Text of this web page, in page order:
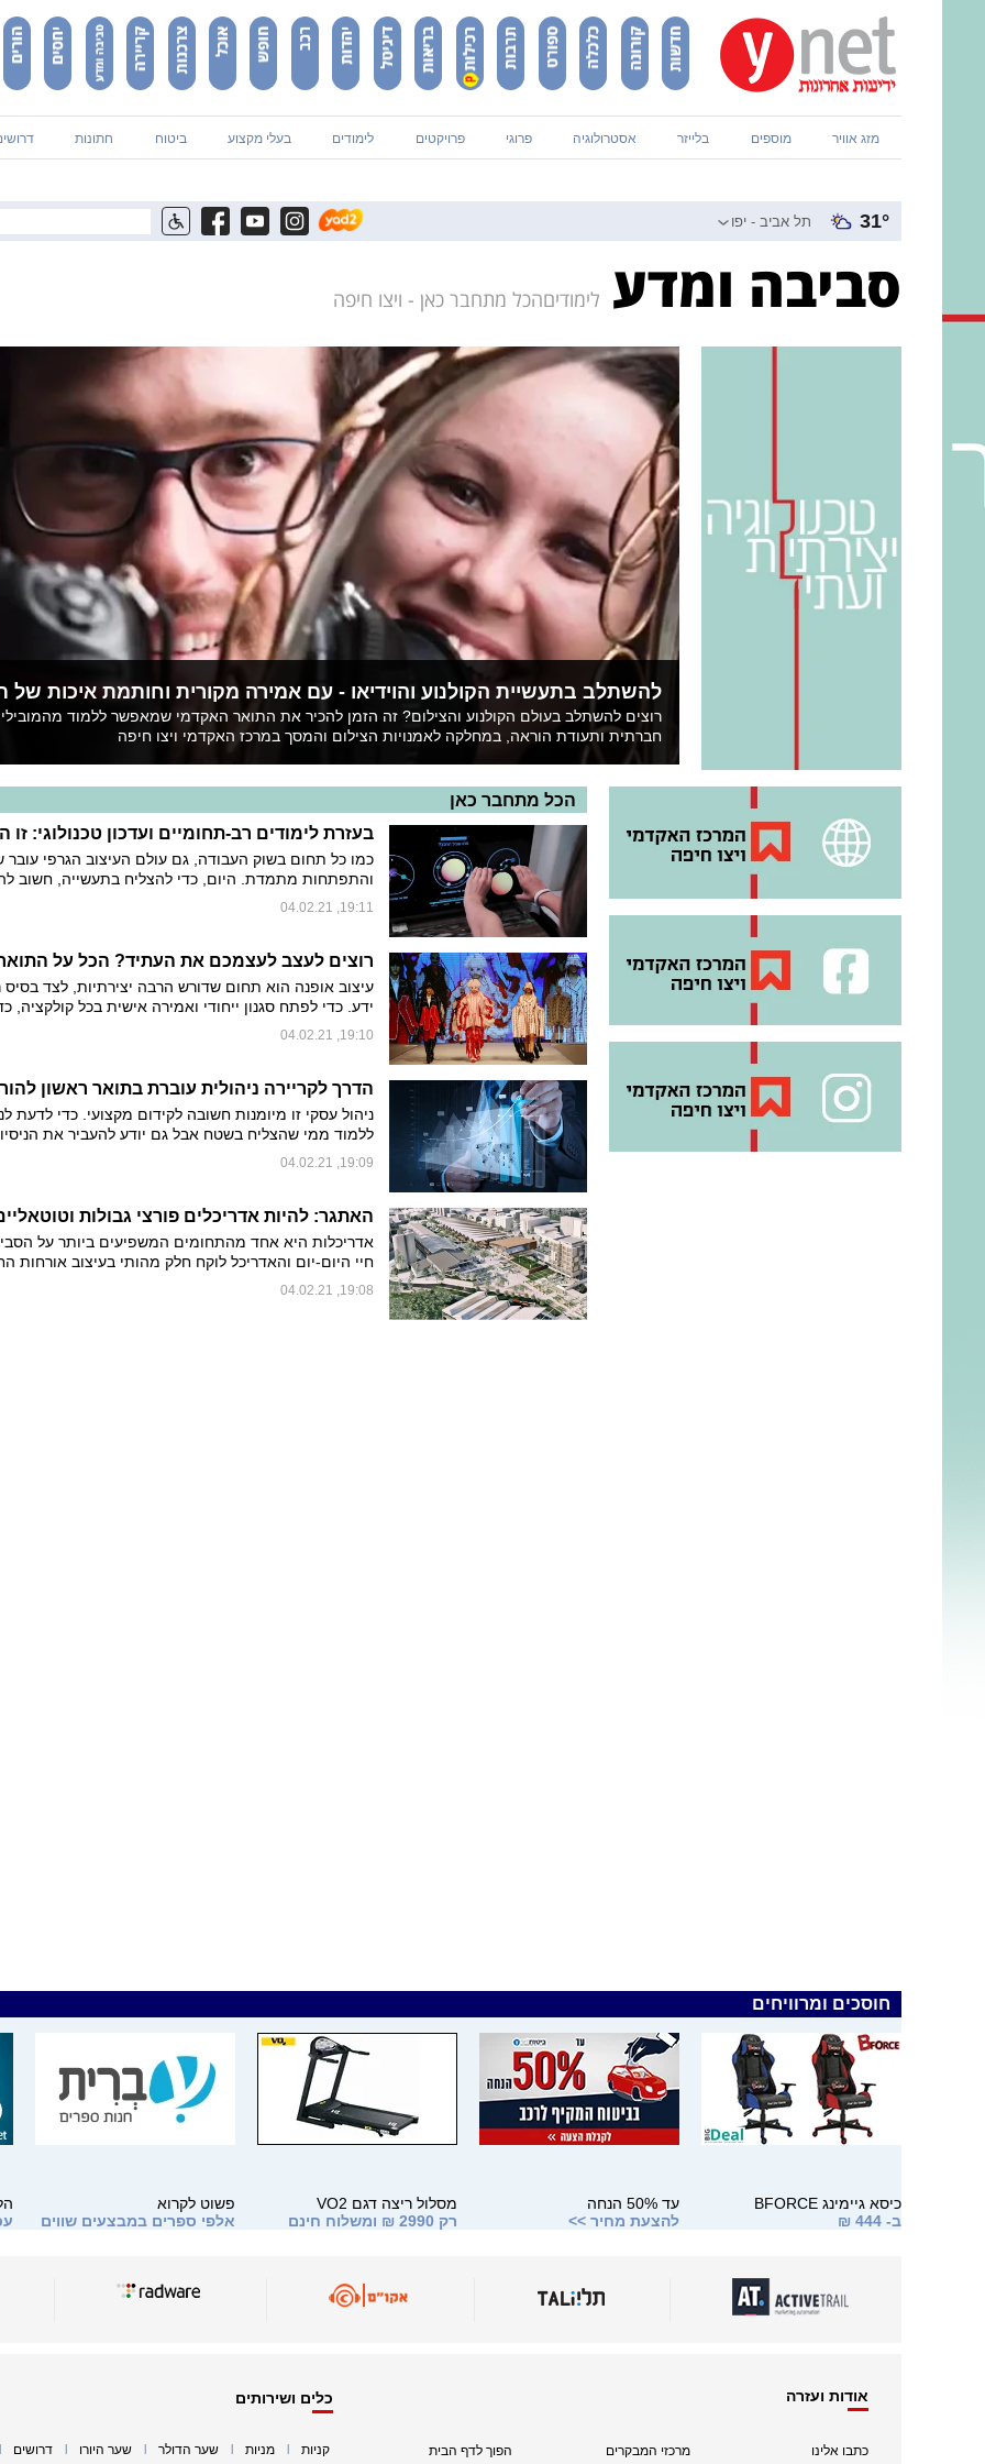
מזג אוויר מוספים בלייזר אסטרולוגיה פרוגי פרויקטים לימודים בעלי מקצוע ביטוח חתונות
31°
סביבה ומדע לימודיםהכל מתחבר כאן - ויצו חיפה
להשתלב בתעשיית הקולנוע והוידיאו - עם אמירה מקורית וחותמת איכות של
רוצים להשתלב בעולם הקולנוע והצילום? זה הזמן להכיר את התואר האקדמי שמאפשר ללמוד
חברתית ותעודת הוראה, במחלקה לאמנויות הצילום והמסך במרכז האקדמי ויצו חיפה
הכל מתחבר כאן
כמו כל תחום בשוק העבודה, גם עולם העיצוב הגרפי עובר
והתפתחות מתמדת. היום, כדי להצליח בתעשייה, חשוב
מעצב רב-תחומי ולא להיתקע בעבר מבחינת כלים ויכולות.
של המחלקה לעיצוב גרפי במרכז האקדמי ויצו חיפה,
המנצח בין תכנית לימודים מולטי-דיסציפינרית וטכנולוגית,
הלימודים הייחודית, החמה והמשפחתית שבמחלקה.
19:11, 04.02.21
עיצוב אופנה הוא תחום שדורש הרבה יצירתיות, לצד
ידע. כדי לפתח סגנון ייחודי ואמירה אישית בכל קולקציה,
האמיתי. כל הפרטים על התואר האקדמי שיעזור לכם לעצב
19:10, 04.02.21
ניהול עסקי זו מיומנות חשובה לקידום מקצועי. כדי לדעת
ללמוד ממי שהצליח בשטח אבל גם יודע להעביר את
הלאה. המרכז האקדמי ויצו חיפה מציע תואר ראשון להוראת
העסקי, הכולל לימודים מעשיים ופיתוח חשיבה עצמאית,
19:09, 04.02.21
אדריכלות היא אחד מהתחומים המשפיעים ביותר על
חיי היום-יום והאדריכל לוקח חלק מהותי בעיצוב אורחות
בהווה ובעתיד. המחלקה לארכיטקטורה וחינוך במרכז
חיפה מכשירה אדריכלים עם ידע רב-תחומי, יכולות מחקר
19:08, 04.02.21
חוסכים ומרוויחים
כיסא גיימינג BFORCE
ב- 444 ₪
עד 50% הנחה
להצעת מחיר >>
מסלול ריצה דגם VO2
רק 2990 ₪ ומשלוח חינם
פשוט לקרוא
אלפי ספרים במבצעים שווים
אודות ועזרה
כתבו אלינו מרכזי המבקרים הפוך לדף הבית
כלים ושירותים
קניות מניות שער הדולר שער היורו דרושים